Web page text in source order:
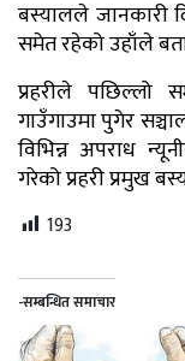
बस्यालले जानकारी
समेत रहेको उहाँले
प्रहरीले पछिल्लो
गाउँगाउमा पुगेर
विभिन्न अपराध
गरेको प्रहरी प्रमुख
193
-सम्बन्धित समाचार